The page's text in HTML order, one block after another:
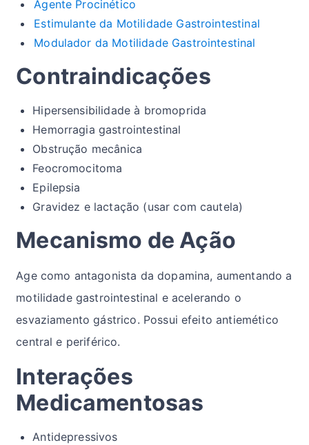
Agente Procinético
Estimulante da Motilidade Gastrointestinal
Modulador da Motilidade Gastrointestinal
Contraindicações
Hipersensibilidade à bromoprida
Hemorragia gastrointestinal
Obstrução mecânica
Feocromocitoma
Epilepsia
Gravidez e lactação (usar com cautela)
Mecanismo de Ação
Age como antagonista da dopamina, aumentando a
motilidade gastrointestinal e acelerando o
esvaziamento gástrico. Possui efeito antiemético
central e periférico.
Interações
Medicamentosas
Antidepressivos